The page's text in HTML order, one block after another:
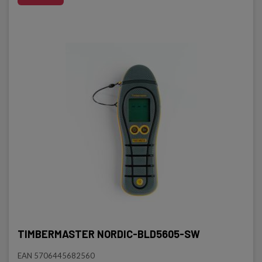
TIMBERMASTER NORDIC-BLD5605-SW
EAN 5706445682560